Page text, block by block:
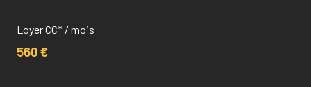
Loyer CC* / mois
560 €